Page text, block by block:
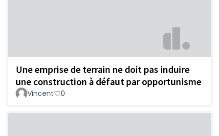
Une emprise de terrain ne doit pas induire
une construction à défaut par opportunisme
Vincent 0